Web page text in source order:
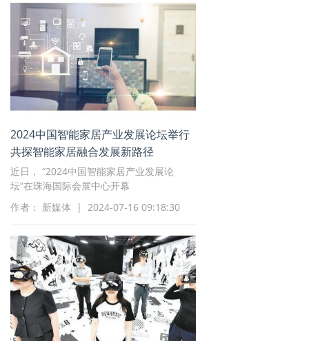
2024中国智能家居产业发展论坛举行
共探智能家居融合发展新路径
近日， “2024中国智能家居产业发展论
坛”在珠海国际会展中心开幕
作者： 新媒体 | 2024-07-16 09:18:30